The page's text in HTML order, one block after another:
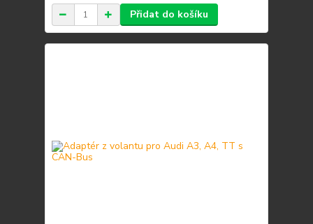
Přidat do košíku